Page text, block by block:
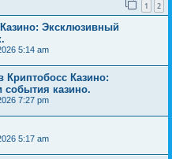
1 2
Эксклюзивный
5:14 am
Криптобосс Казино:
казино.
7:27 pm
5:17 am